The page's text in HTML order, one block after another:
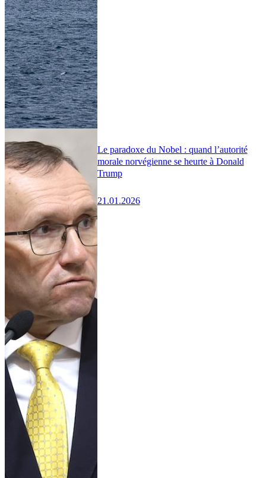
Le paradoxe du Nobel : quand l’autorité
morale norvégienne se heurte à Donald
Trump
21.01.2026